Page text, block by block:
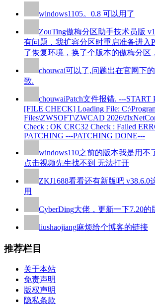
windows1105。0.8 可以用了
ZouTing傲梅分区助手技术员版
有问题，我扩容分区时重启准备进入
了恢复环境，换了个版本的傲梅分区
chouwai可以了,问题出在官网下
致.
chouwaiPatch文件报错. ---START
[FILE CHECK] Loading File:
Files\ZWSOFT\ZWCAD
Check : OK CRC32 Check : Failed
PATCHING ---PATCHING DONE---
windows110之前的版本我是用不
点击视频先生找不到 无法打开
ZKJ1688看看还有新版吧 v38.6.0
用
CyberDing大佬，更新一下7.20的
liushaojiang麻烦给个博客的链接
推荐栏目
关于本站
免责声明
版权声明
隐私条款